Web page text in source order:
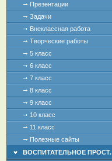
Презентации
Задачи
Внеклассная работа
Творческие работы
5 класс
6 класс
7 класс
8 класс
9 класс
10 класс
11 класс
Полезные сайты
ВОСПИТАТЕЛЬНОЕ ПРОСТ.